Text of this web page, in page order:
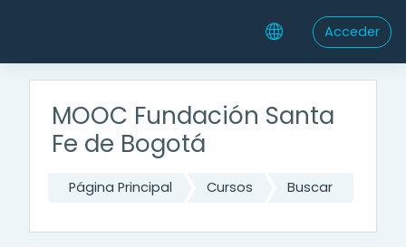
Acceder
MOOC Fundación Santa
Fe de Bogotá
Página Principal Cursos Buscar